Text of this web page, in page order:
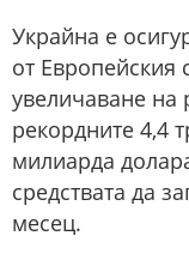
Украйна е
от Европейския
увеличаване на
рекордните 4,4
милиарда
средствата да
месец.